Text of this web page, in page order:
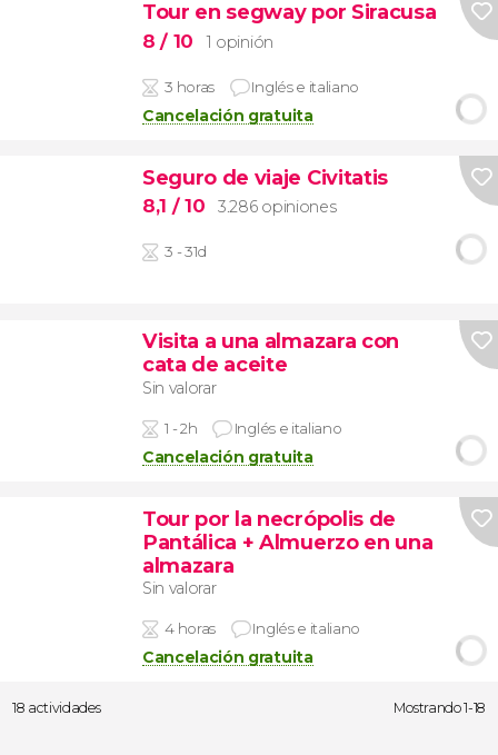
Tour en segway por Siracusa
8/ 10 1 opinión
3 horas Inglés e italiano
Cancelación gratuita
Seguro de viaje Civitatis
8,1 / 10 3.286 opiniones
3 - 31d
Visita a una almazara con
cata de aceite
Sin valorar
1 - 2h Inglés e italiano
Cancelación gratuita
Tour por la necrópolis de
Pantálica + Almuerzo en una
almazara
Sin valorar
4 horas Inglés e italiano
Cancelación gratuita
18 actividades Mostrando 1-18